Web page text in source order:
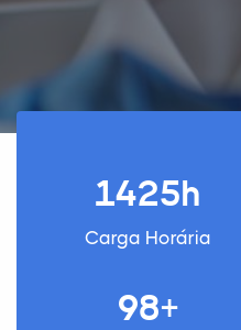
1425h
Carga Horária
98+